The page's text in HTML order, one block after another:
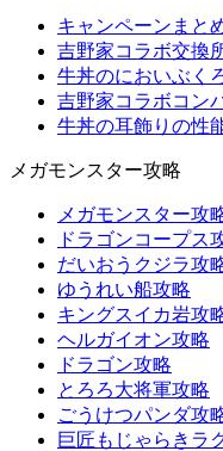
キャンペーンまと
吉野家コラボ交換
牛丼のにおいぶく
吉野家コラボコン
牛丼の耳飾りの性
メガモンスター攻略
メガモンスター攻
ドラゴンコープス
だいおうクジラ攻
ゆうれい船攻略
キングスイカ岩攻
ヘルガイオン攻略
ドラゴン攻略
とろろ大将軍攻略
ごうけつパンダ攻
巨匠もじゃらきラ